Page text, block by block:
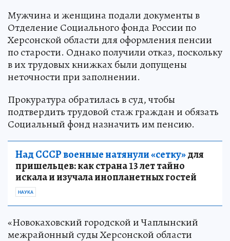
Мужчина и женщина подали документы в
Отделение Социального фонда России по
Херсонской области для оформления пенсии
по старости. Однако получили отказ, поскольку
в их трудовых книжках были допущены
неточности при заполнении.
Прокуратура обратилась в суд, чтобы
подтвердить трудовой стаж граждан и обязать
Социальный фонд назначить им пенсию.
Над СССР военные натянули «сетку»для
пришельцев: как страна 13 лет тайно
искала и изучала инопланетных гостей
НАУКА
«Новокаховский городской и Чаплынский
межрайонный суды Херсонской области